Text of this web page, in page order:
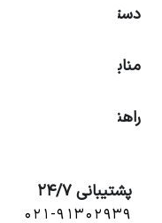
دسترسی آسان
منابع آموزشی
راهنمای استفاده
پشتیبانی 24/7
۰۲۱-۹۱۳۰۲۹۳۹